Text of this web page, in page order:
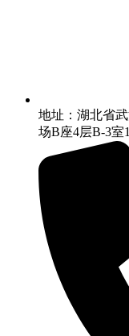
地址：湖北省
场B座4层B-3室